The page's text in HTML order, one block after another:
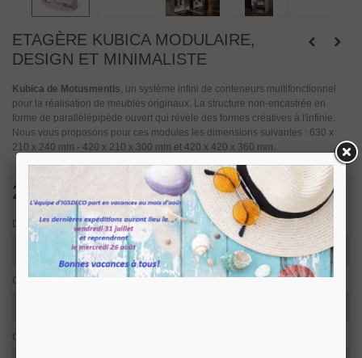
ETAGÈRE KUBICA MODULAIRE,
DESIGN ET MINIMALISTE
Kubica de Motusmentis, un système infini de conteneurs multifonctionnel
pour la réalisation de meubles originaux. La structure non-encastrée en
forme de parallélépipède ouvert qui révèle des formes créatives à l'infinie.
Nous vous proposons pour ces modules les dimensions suivantes : 630 x
210 x 240 mm - 420 x 210 x 300 mm et 420 x 420 x 360 mm.
246,96 €
Dimension
Couleur
Caractéristique